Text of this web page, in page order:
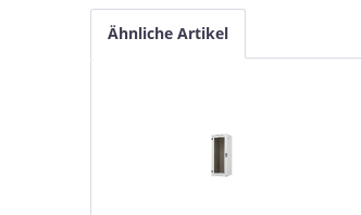
Ähnliche Artikel